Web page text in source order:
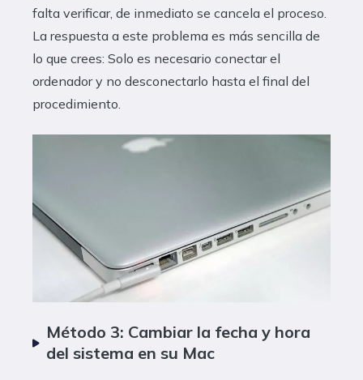
falta verificar, de inmediato se cancela el proceso.
La respuesta a este problema es más sencilla de
lo que crees: Solo es necesario conectar el
ordenador y no desconectarlo hasta el final del
procedimiento.
Método 3: Cambiar la fecha y hora
del sistema en su Mac